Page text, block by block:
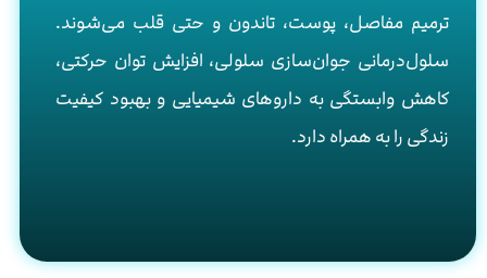
ترمیم مفاصل، پوست، تاندون و حتی قلب می‌شوند.
سلول‌درمانی جوان‌سازی سلولی، افزایش توان حرکتی،
کاهش وابستگی به داروهای شیمیایی و بهبود کیفیت
زندگی را به همراه دارد.